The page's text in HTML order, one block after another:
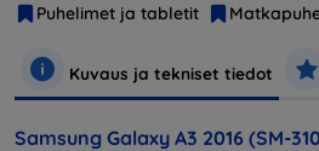
Puhelimet ja tabletit
Kuvaus ja tekniset tiedot
Samsung Galaxy A3 2016 (SM-